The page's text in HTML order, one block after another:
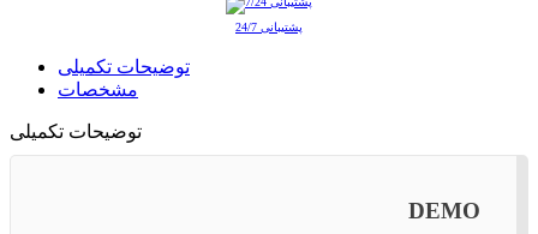
پشتیبانی 24/7
توضیحات تکمیلی
مشخصات
توضیحات تکمیلی
DEMO